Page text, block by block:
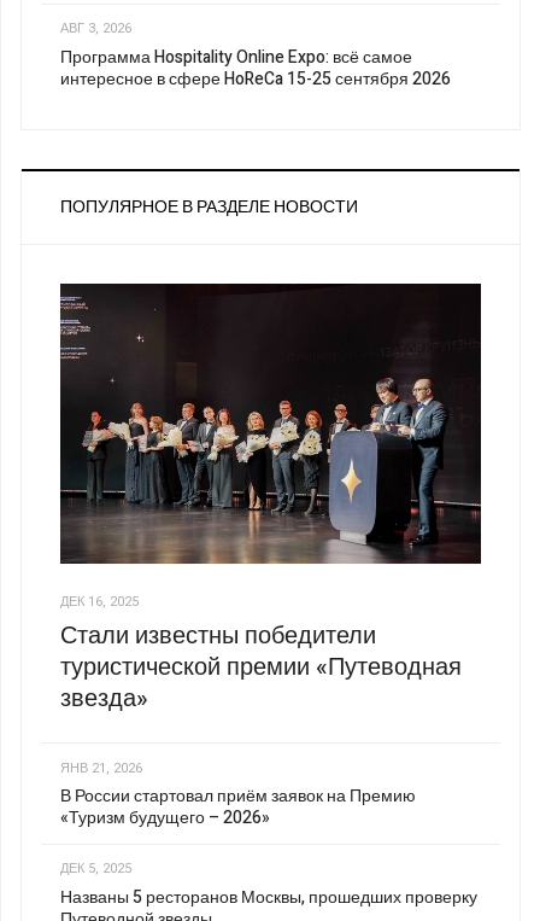
АВГ 3, 2026
Программа Hospitality Online Expo: всё самое
интересное в сфере HoReCa 15-25 сентября 2026
ПОПУЛЯРНОЕ В РАЗДЕЛЕ НОВОСТИ
ДЕК 16, 2025
Стали известны победители
туристической премии «Путеводная
звезда»
ЯНВ 21, 2026
В России стартовал приём заявок на Премию
«Туризм будущего – 2026»
ДЕК 5, 2025
Названы 5 ресторанов Москвы, прошедших проверку